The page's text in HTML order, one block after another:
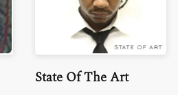
State Of The Art